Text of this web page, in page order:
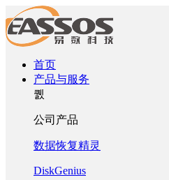
首页
产品与服务
퀤
公司产品
数据恢复精灵
DiskGenius